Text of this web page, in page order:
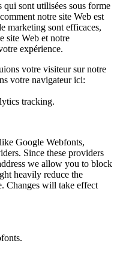
sont utilisées sous forme
notre site Web est
marketing sont efficaces,
site Web et notre
expérience.
votre visiteur sur notre
votre navigateur ici:
tracking.
Google Webfonts,
Since these providers
we allow you to block
heavily reduce the
Changes will take effect